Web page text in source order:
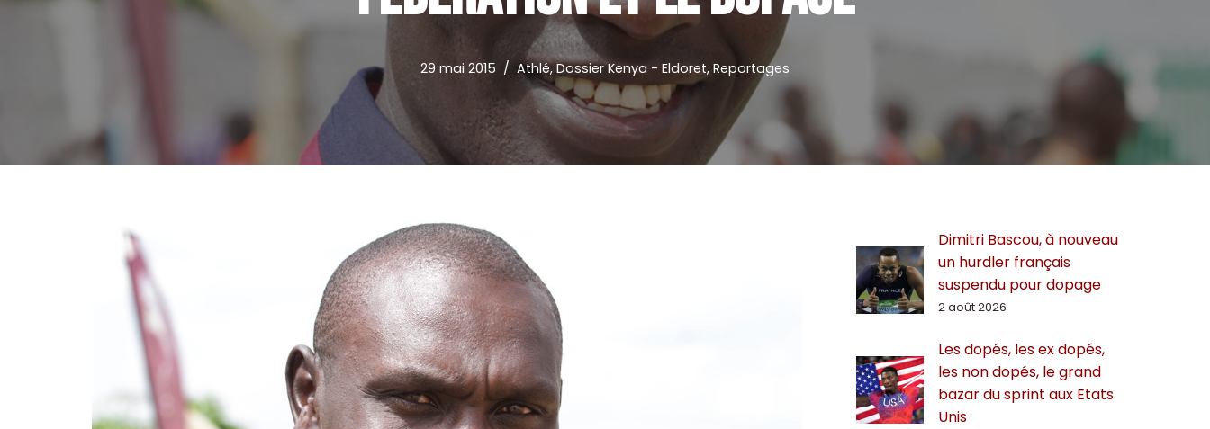
29 mai 2015 Athlé,Dossier Kenya - Eldoret, Reportages
Dimitri Bascou, à nouveau
un hurdler français
suspendu pour dopage
2 août 2026
Les dopés, les ex dopés,
les non dopés, le grand
bazar du sprint aux Etats
Unis